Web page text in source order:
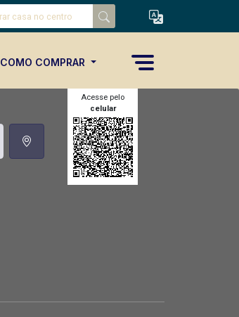
COMO COMPRAR
Acesse pelo
celular